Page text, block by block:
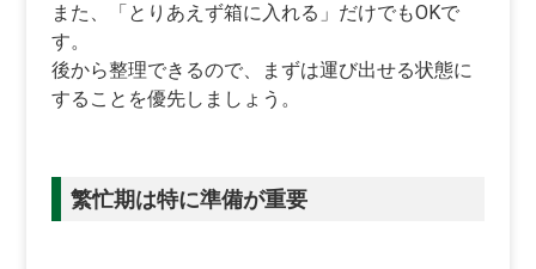
また、「とりあえず箱に入れる」だけでもOKで
す。
後から整理できるので、まずは運び出せる状態に
することを優先しましょう。
繁忙期は特に準備が重要